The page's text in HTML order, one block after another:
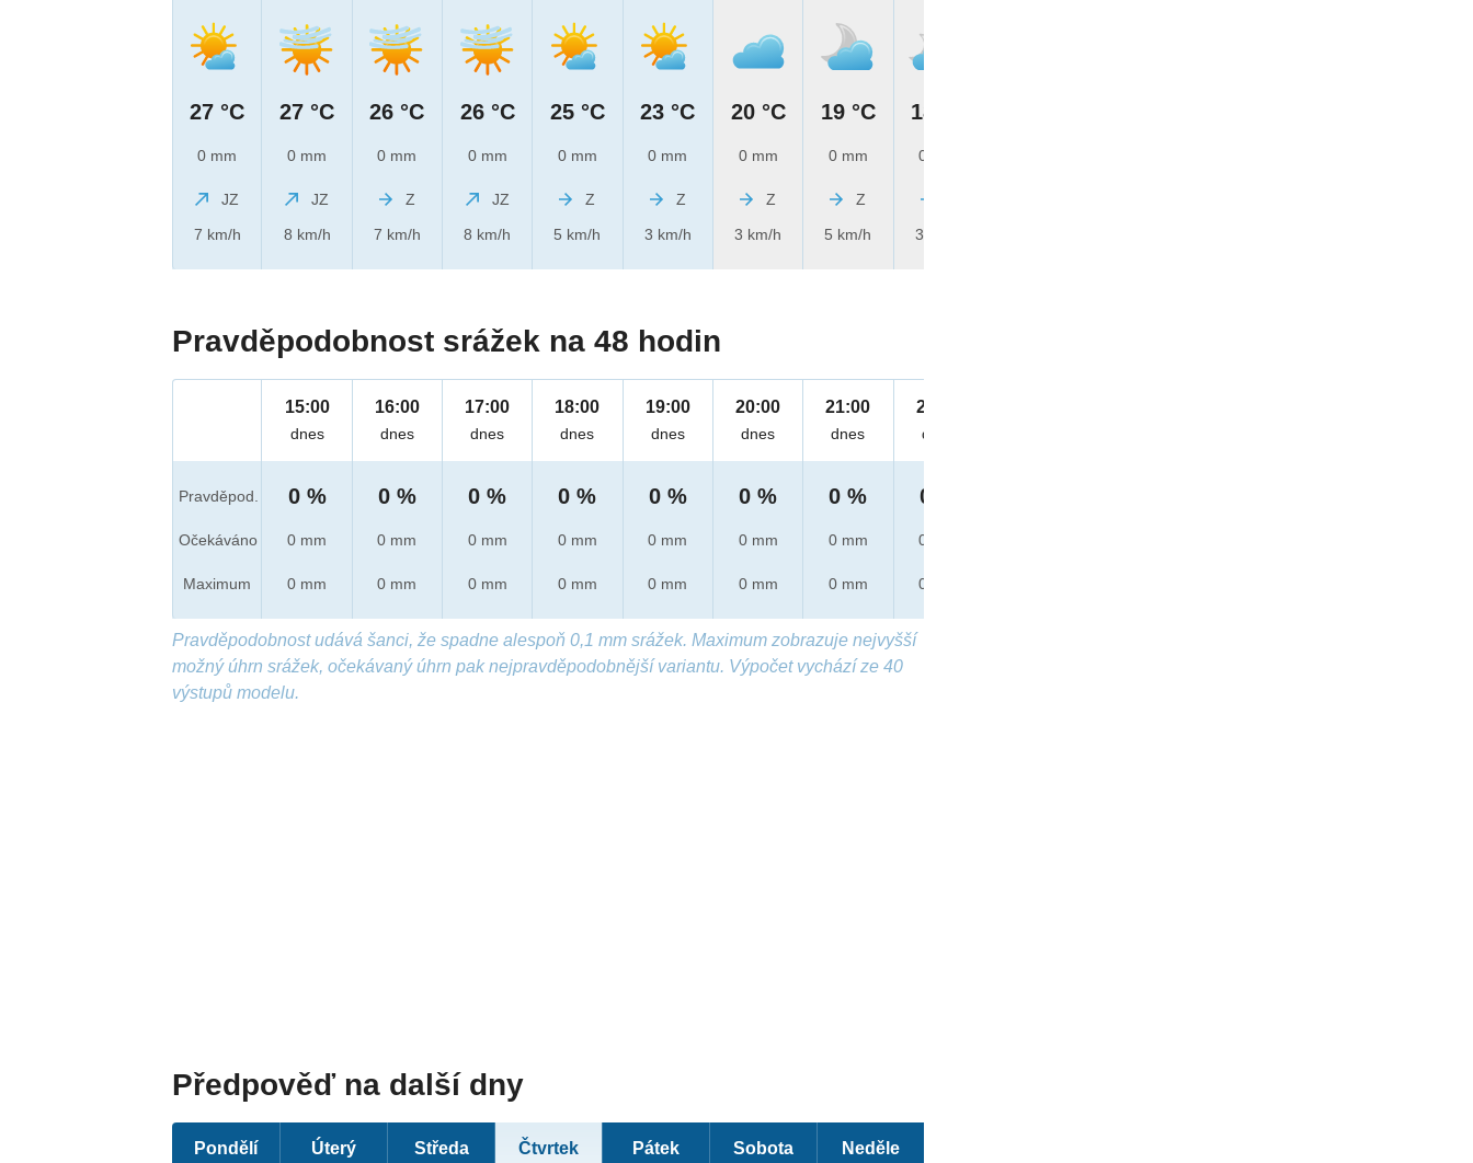
27 °C
0 mm
JZ
7 km/h
27 °C
0 mm
JZ
8 km/h
26 °C
0 mm
Z
7 km/h
26 °C
0 mm
JZ
8 km/h
25 °C
0 mm
Z
5 km/h
23 °C
0 mm
Z
3 km/h
20 °C
0 mm
Z
3 km/h
19 °C
0 mm
Z
5 km/h
18 °C
0 mm
3 km/h
Pravděpodobnost srážek na 48 hodin
Pravděpod.
Očekáváno
Maximum
15:00
dnes
0 %
0 mm
0 mm
16:00
dnes
0 %
0 mm
0 mm
17:00
dnes
0 %
0 mm
0 mm
18:00
dnes
0 %
0 mm
0 mm
19:00
dnes
0 %
0 mm
0 mm
20:00
dnes
0 %
0 mm
0 mm
21:00
dnes
0 %
0 mm
0 mm
22:00
dnes
0 %
0 mm
0 mm
Pravděpodobnost udává šanci, že spadne alespoň 0,1 mm srážek. Maximum zobrazuje nejvyšší
možný úhrn srážek, očekávaný úhrn pak nejpravděpodobnější variantu. Výpočet vychází ze 40
výstupů modelu.
Předpověď na další dny
Pondělí Úterý Středa Čtvrtek Pátek Sobota Neděle